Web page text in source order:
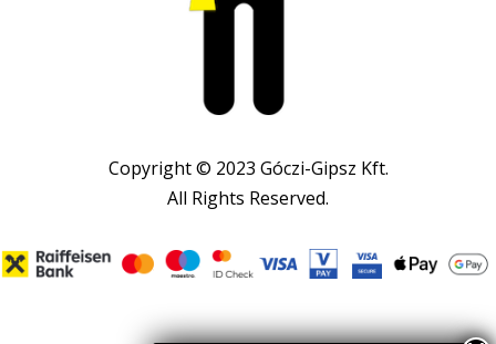
Copyright © 2023 Góczi-Gipsz Kft.
All Rights Reserved.